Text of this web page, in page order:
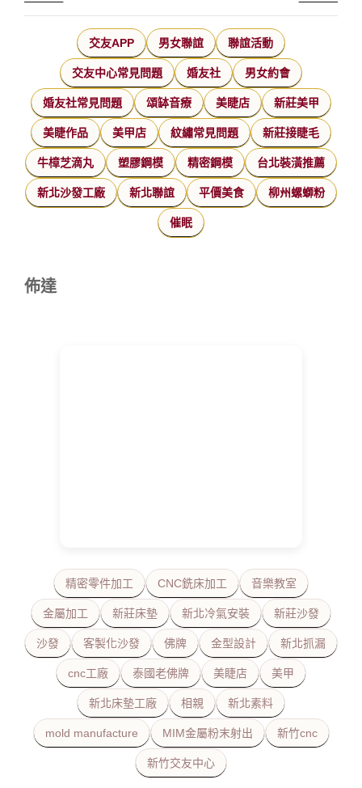
交友APP 男女聯誼 聯誼活動
交友中心常見問題 婚友社 男女約會
婚友社常見問題 頌缽音療 美睫店 新莊美甲
美睫作品 美甲店 紋繡常見問題 新莊接睫毛
牛樟芝滴丸 塑膠鋼模 精密鋼模 台北裝潢推薦
新北沙發工廠 新北聯誼 平價美食 柳州螺螄粉
催眠
佈達
精密零件加工 CNC銑床加工 音樂教室
金屬加工 新莊床墊 新北冷氣安裝 新莊沙發
沙發 客製化沙發 佛牌 金型設計 新北抓漏
cnc工廠 泰國老佛牌 美睫店 美甲
新北床墊工廠 相親 新北素料
mold manufacture MIM金屬粉末射出 新竹cnc
新竹交友中心